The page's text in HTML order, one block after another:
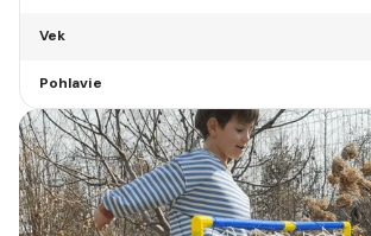
Vek
Pohlavie